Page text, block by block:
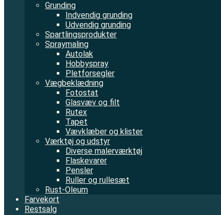
Grunding
Indvendig grunding
Udvendig grunding
Spartlingsprodukter
Spraymaling
Autolak
Hobbyspray
Pletforsegler
Vægbeklædning
Fotostat
Glasvæv og filt
Rutex
Tapet
Vævklæber og klister
Værktøj og udstyr
Diverse malerværktøj
Flaskevarer
Pensler
Ruller og rullesæt
Rust-Oleum
Farvekort
Restsalg